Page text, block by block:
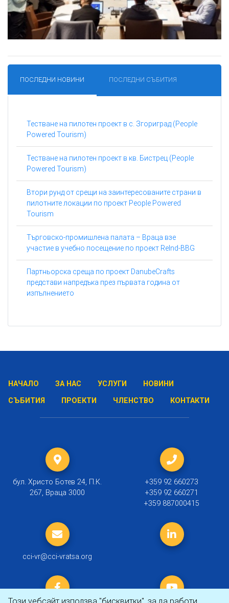
ПОСЛЕДНИ НОВИНИ ПОСЛЕДНИ СЪБИТИЯ
Тестване на пилотен проект в с. Згориград (People
Powered Tourism)
Тестване на пилотен проект в кв. Бистрец (People
Powered Tourism)
Втори рунд от срещи на заинтересованите страни в
пилотните локации по проект People Powered
Tourism
Търговско-промишлена палата – Враца взе
участие в учебно посещение по проект ReInd-BBG
Партньорска среща по проект DanubeCrafts
представи напредъка през първата година от
изпълнението
НАЧАЛО ЗА НАС УСЛУГИ
НОВИНИ
СЪБИТИЯ
ПРОЕКТИ ЧЛЕНСТВО КОНТАКТИ
бул. Христо Ботев 24, П.К.
267, Враца 3000
+359 92 660273
+359 92 660271
+359 887000415
cci-vr@cci-vratsa.org